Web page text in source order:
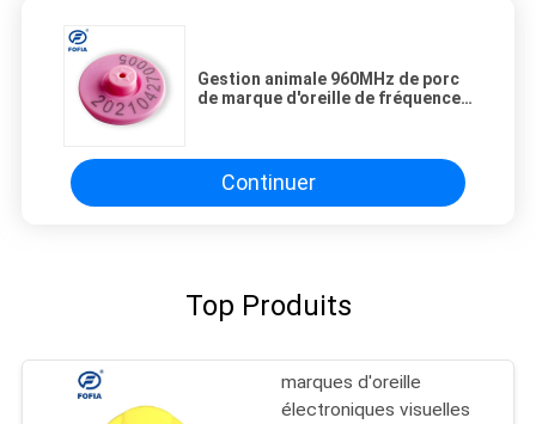
Gestion animale 960MHz de porc
de marque d'oreille de fréquence
Continuer
Top Produits
marques d'oreille
électroniques visuelles